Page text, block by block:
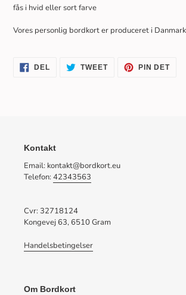
fås i hvid eller sort farve
Vores personlig bordkort er produceret i
DEL TWEETTWEET
PIN DETPIN
Kontakt
Email: kontakt@bordkort.eu
Telefon: 42343563
Cvr: 32718124
Kongevej 63, 6510 Gram
Handelsbetingelser
Om Bordkort